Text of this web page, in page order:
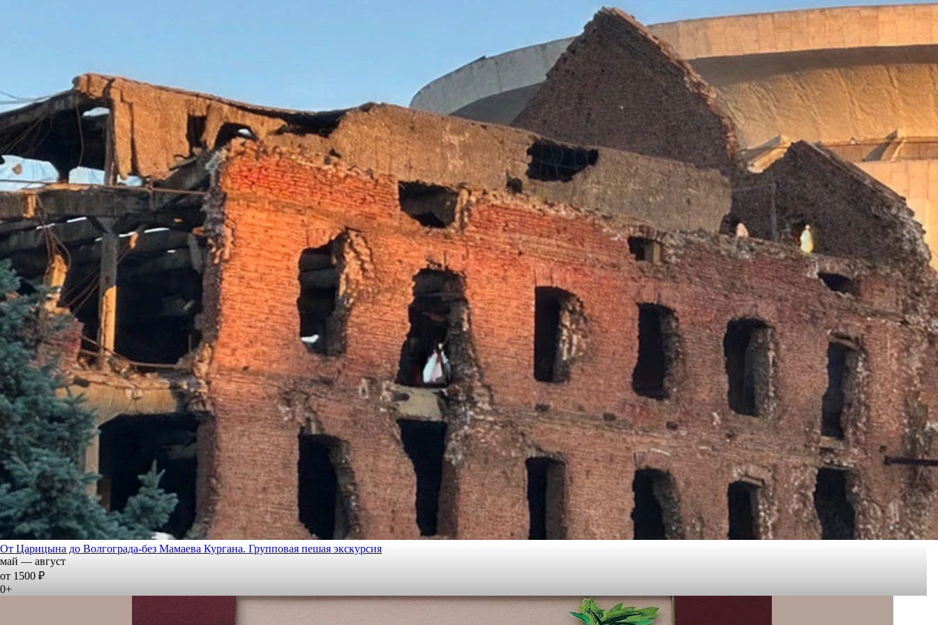
От Царицына до Волгограда-без Мамаева Кургана. Групповая пешая экскурсия
май — август
от 1500 ₽
0+